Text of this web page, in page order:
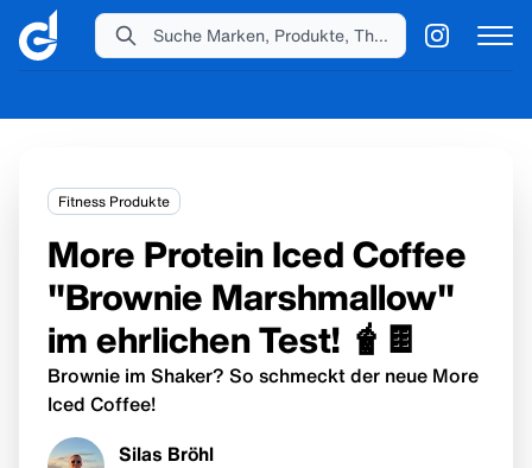
Fitness Produkte
More Protein Iced Coffee
"Brownie Marshmallow"
im ehrlichen Test! 🧋🍫
Brownie im Shaker? So schmeckt der neue More
Iced Coffee!
Silas Bröhl